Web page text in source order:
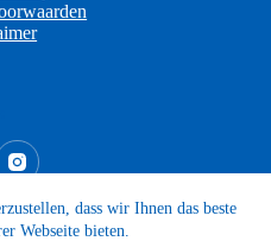
dass wir Ihnen das beste
Webseite bieten.